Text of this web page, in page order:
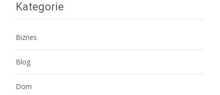
Kategorie
Biznes
Blog
Dom